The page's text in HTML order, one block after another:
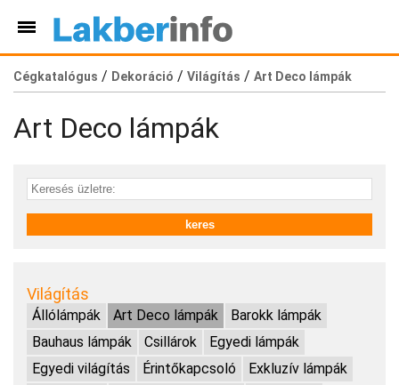
Cégkatalógus / Dekoráció / Világítás / Art Deco lámpák
Art Deco lámpák
Világítás
Állólámpák Art Deco lámpák
Barokk lámpák
Bauhaus lámpák
Csillárok
Egyedi lámpák
Egyedi világítás
Érintőkapcsoló
Exkluzív lámpák